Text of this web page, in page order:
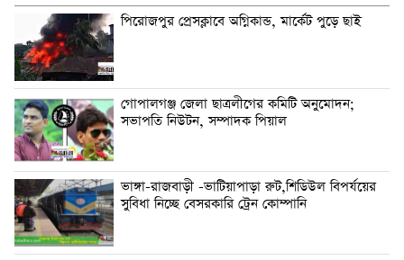
পিরোজপুর প্রেসক্লাবে অগ্নিকান্ড, মার্কেট পুড়ে ছাই
গোপালগঞ্জ জেলা ছাত্রলীগের কমিটি অনুমোদন;
সভাপতি নিউটন, সম্পাদক পিয়াল
ভাঙ্গা-রাজবাড়ী -ভাটিয়াপাড়া রুট,শিডিউল বিপর্যয়ের
সুবিধা নিচ্ছে বেসরকারি ট্রেন কোম্পানি